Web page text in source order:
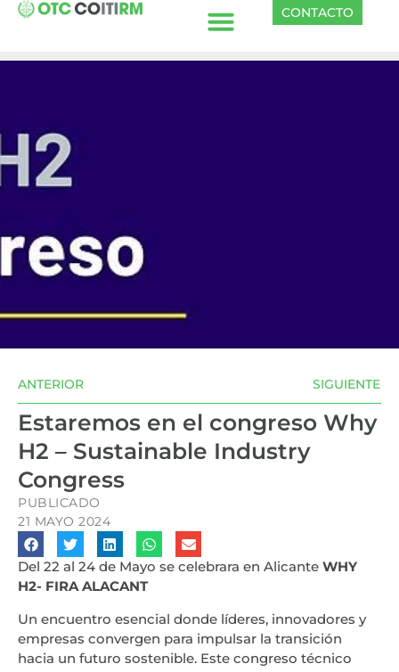
CONTACTO
ANTERIOR SIGUIENTE
Estaremos en el congreso Why
H2 – Sustainable Industry
Congress
PUBLICADO
21 MAYO 2024
Del 22 al 24 de Mayo se celebrara en Alicante WHY
H2- FIRA ALACANT
Un encuentro esencial donde líderes, innovadores y
empresas convergen para impulsar la transición
hacia un futuro sostenible. Este congreso técnico